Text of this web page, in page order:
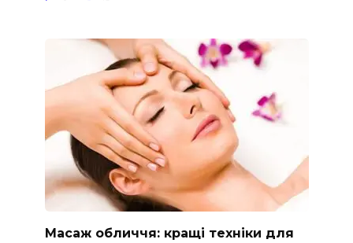
Масаж обличчя: кращі техніки для